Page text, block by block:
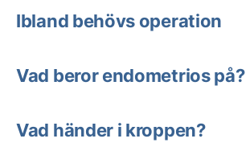
Ibland behövs operation
Vad beror endometrios på?
Vad händer i kroppen?